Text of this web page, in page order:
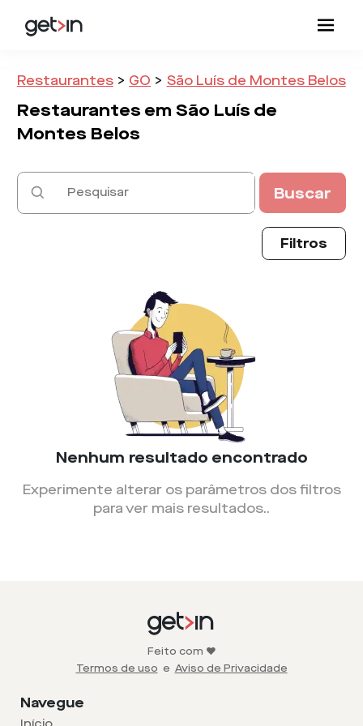
Restaurantes > GO > São Luís de Montes Belos
Restaurantes emSão Luís de
Montes Belos
Buscar
Filtros
Nenhum resultado encontrado
Experimente alterar os parâmetros dos filtros
para ver mais resultados..
Feito com ❤️
Termos de uso e Aviso de Privacidade
Navegue